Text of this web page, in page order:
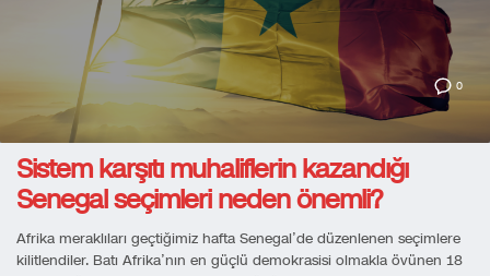
0
Sistem karşıtı muhaliflerin kazandığı
Senegal seçimleri neden önemli?
Afrika meraklıları geçtiğimiz hafta Senegal’de düzenlenen seçimlere
kilitlendiler. Batı Afrika’nın en güçlü demokrasisi olmakla övünen 18